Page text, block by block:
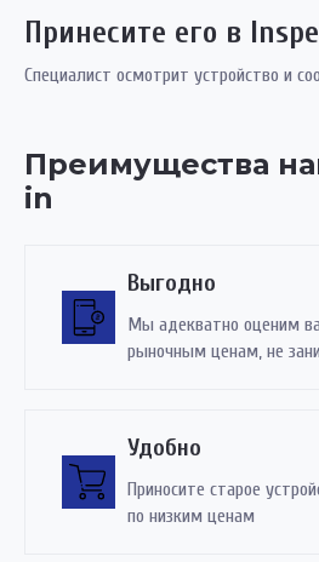
Принесите его в
Специалист осмотрит устройство и
Преимущества
in
Выгодно
Мы адекватно оценим
рыночным ценам, не
Удобно
Приносите старое
по низким ценам